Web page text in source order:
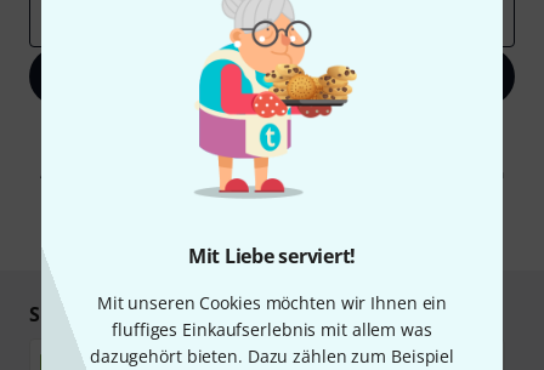
Mit Liebe serviert!
Mit unseren Cookies möchten wir Ihnen ein
fluffiges Einkaufserlebnis mit allem was
dazugehört bieten. Dazu zählen zum Beispiel
Jetzt anmelden
Mit Klick auf „Jetzt anmelden“ stimmen Sie dem Erhalt von E-Mail-
Werbung und einer Messung des E-Mail-Nutzungsverhaltens zu. Die
Abmeldung ist jederzeit möglich. Weitere Informationen finden Sie in
unserenDatenschutzhinweisen
Sicher einkaufen & bezahlen